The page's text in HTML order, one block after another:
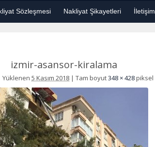
Sözleşmesi Nakliyat Şikayetleri İletişim
izmir-asansor-kiralama
Yüklenen 5 Kasım 2018 | Tam boyut348 × 428piksel